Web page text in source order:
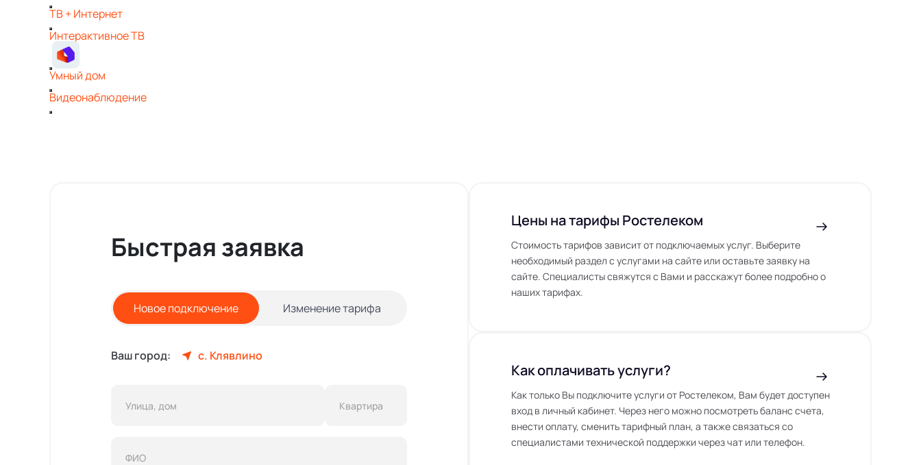
ТВ + Интернет
Интерактивное ТВ
Умный дом
Видеонаблюдение
Быстрая заявка
Новое подключение Изменение тарифа
Ваш город: с. Клявлино
Цены на тарифы Ростелеком
Стоимость тарифов зависит от подключаемых услуг. Выберите
необходимый раздел с услугами на сайте или оставьте заявку на
сайте. Специалисты свяжутся с Вами и расскажут более подробно о
наших тарифах.
Как оплачивать услуги?
Как только Вы подключите услуги от Ростелеком, Вам будет доступен
вход в личный кабинет. Через него можно посмотреть баланс счета,
внести оплату, сменить тарифный план, а также связаться со
специалистами технической поддержки через чат или телефон.